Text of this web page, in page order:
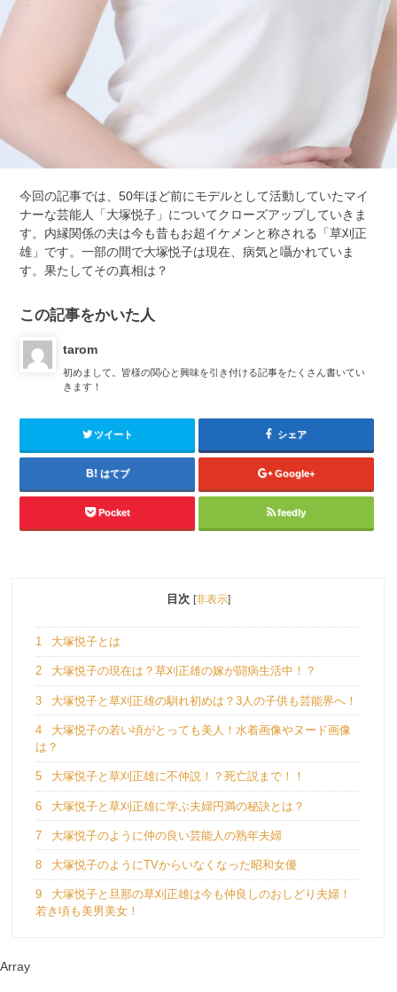
今回の記事では、50年ほど前にモデルとして活動していたマイ
ナーな芸能人「大塚悦子」についてクローズアップしていきま
す。内縁関係の夫は今も昔もお超イケメンと称される「草刈正
雄」です。一部の間で大塚悦子は現在、病気と囁かれていま
す。果たしてその真相は？
この記事をかいた人
tarom
初めまして。皆様の関心と興味を引き付ける記事をたくさん書いてい
きます！
ツイート シェア
はてブ Google+
Pocket feedly
目次 [非表示]
1 大塚悦子とは
2 大塚悦子の現在は？草刈正雄の嫁が闘病生活中！？
3 大塚悦子と草刈正雄の馴れ初めは？3人の子供も芸能界へ！
4
大塚悦子の若い頃がとっても美人！水着画像やヌード画像
は？
5 大塚悦子と草刈正雄に不仲説！？死亡説まで！！
6 大塚悦子と草刈正雄に学ぶ夫婦円満の秘訣とは？
7 大塚悦子のように仲の良い芸能人の熟年夫婦
8 大塚悦子のようにTVからいなくなった昭和女優
9
大塚悦子と旦那の草刈正雄は今も仲良しのおしどり夫婦！
若き頃も美男美女！
Array